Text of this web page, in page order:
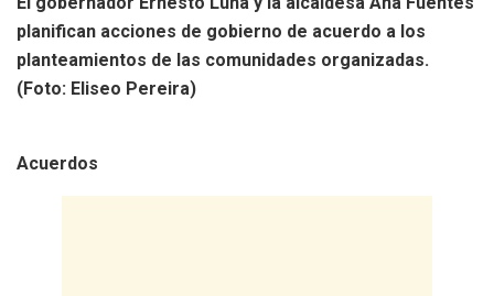
planifican acciones de gobierno de acuerdo a los
planteamientos de las comunidades organizadas.
(Foto: Eliseo Pereira)
Acuerdos